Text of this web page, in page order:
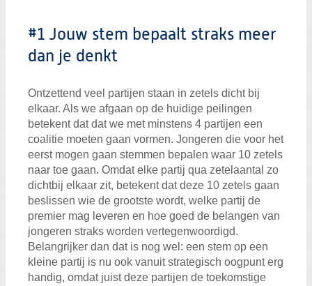
#1 Jouw stem bepaalt straks meer
dan je denkt
Ontzettend veel partijen staan in zetels dicht bij
elkaar. Als we afgaan op de huidige peilingen
betekent dat dat we met minstens 4 partijen een
coalitie moeten gaan vormen. Jongeren die voor het
eerst mogen gaan stemmen bepalen waar 10 zetels
naar toe gaan. Omdat elke partij qua zetelaantal zo
dichtbij elkaar zit, betekent dat deze 10 zetels gaan
beslissen wie de grootste wordt, welke partij de
premier mag leveren en hoe goed de belangen van
jongeren straks worden vertegenwoordigd.
Belangrijker dan dat is nog wel: een stem op een
kleine partij is nu ook vanuit strategisch oogpunt erg
handig, omdat juist deze partijen de toekomstige